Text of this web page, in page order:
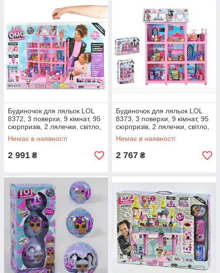
Будиночок для ляльок LOL
8372, 3 поверхи, 9 кімнат, 95
сюрпризів, 2 лялечки, світло,
звук, на батарейках в коробці
Немає в наявності
2 991 ₴
Будиночок для ляльок LOL
8373, 3 поверхи, 9 кімнат, 95
сюрпризів, 2 лялечки, світло,
звук, на батарейках в коробці
Немає в наявності
2 767 ₴